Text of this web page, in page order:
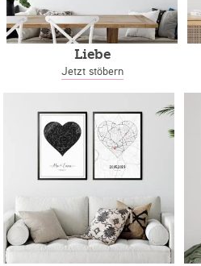
Liebe
Jetzt stöbern